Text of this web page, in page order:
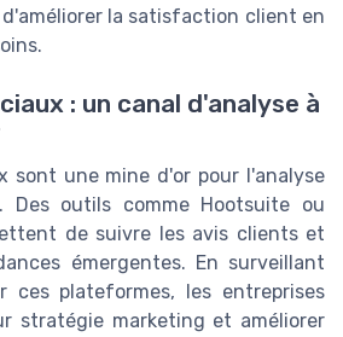
la satisfaction client en
: un canal d'analyse à
sont une mine d'or pour l'analyse
Des outils comme Hootsuite ou
de suivre les avis clients et
émergentes. En surveillant
ces plateformes, les entreprises
stratégie marketing et améliorer